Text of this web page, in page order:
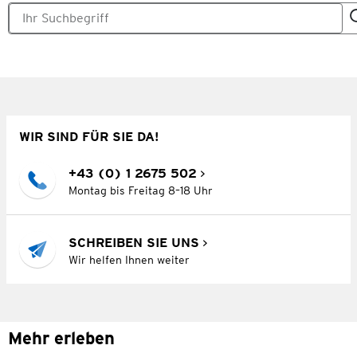
WIR SIND FÜR SIE DA!
+43 (0) 1 2675 502
Montag bis Freitag 8–18 Uhr
SCHREIBEN SIE UNS
Wir helfen Ihnen weiter
Mehr erleben